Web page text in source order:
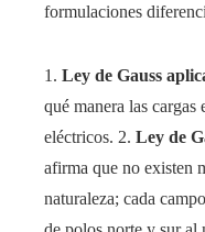
formulaciones
1. Ley de Gauss
qué manera las cargas
eléctricos. 2. Ley de
afirma que no existen
naturaleza; cada